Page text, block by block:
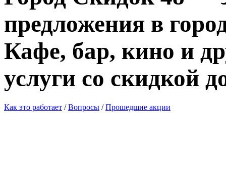
предложения в
Кафе, бар, кино и
услуги со скидкой
Как это работает / Вопросы / Прошедшие акции